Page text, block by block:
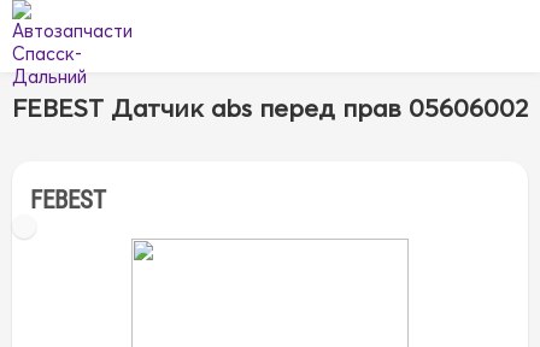
FEBEST Датчик abs перед прав 05606002
FEBEST